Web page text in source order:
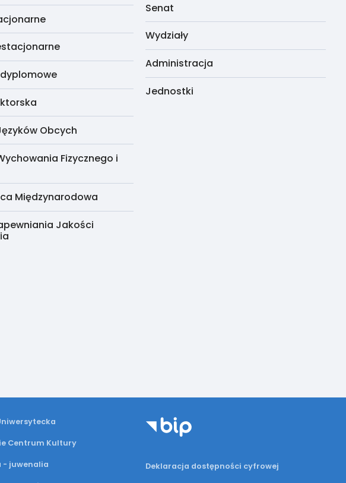
Obcych
Fizycznego i
Międzynarodowa
Jakości
Senat
Wydziały
Administracja
Jednostki
Centrum Kultury
- juwenalia Deklaracja dostępności cyfrowej